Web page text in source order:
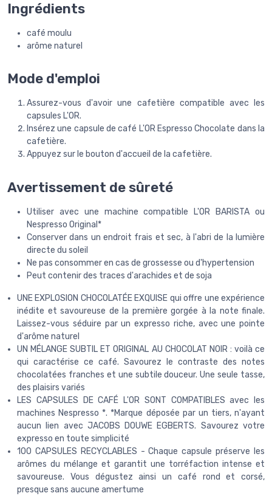
Ingrédients
café moulu
arôme naturel
Mode d'emploi
Assurez-vous d'avoir une cafetière compatible avec les
capsules L'OR.
Insérez une capsule de café L'OR Espresso Chocolate dans la
cafetière.
Appuyez sur le bouton d'accueil de la cafetière.
Avertissement de sûreté
Utiliser avec une machine compatible L'OR BARISTA ou
Nespresso Original*
Conserver dans un endroit frais et sec, à l'abri de la lumière
directe du soleil
Ne pas consommer en cas de grossesse ou d'hypertension
Peut contenir des traces d'arachides et de soja
UNE EXPLOSION CHOCOLATÉE EXQUISE qui offre une expérience
inédite et savoureuse de la première gorgée à la note finale.
Laissez-vous séduire par un expresso riche, avec une pointe
d'arôme naturel
UN MÉLANGE SUBTIL ET ORIGINAL AU CHOCOLAT NOIR : voilà ce
qui caractérise ce café. Savourez le contraste des notes
chocolatées franches et une subtile douceur. Une seule tasse,
des plaisirs variés
LES CAPSULES DE CAFÉ L'OR SONT COMPATIBLES avec les
machines Nespresso *. *Marque déposée par un tiers, n'ayant
aucun lien avec JACOBS DOUWE EGBERTS. Savourez votre
expresso en toute simplicité
100 CAPSULES RECYCLABLES - Chaque capsule préserve les
arômes du mélange et garantit une torréfaction intense et
savoureuse. Vous dégustez ainsi un café rond et corsé,
presque sans aucune amertume